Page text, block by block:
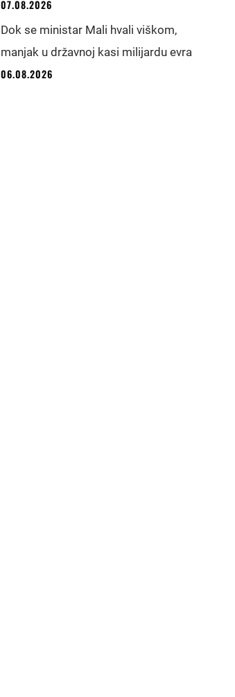
07.08.2026
Dok se ministar Mali hvali viškom,
manjak u državnoj kasi milijardu evra
06.08.2026